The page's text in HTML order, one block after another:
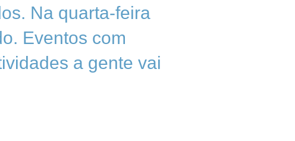
Na quarta-feira
Eventos com
a gente vai